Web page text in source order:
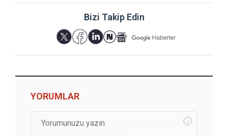
Bizi Takip Edin
YORUMLAR